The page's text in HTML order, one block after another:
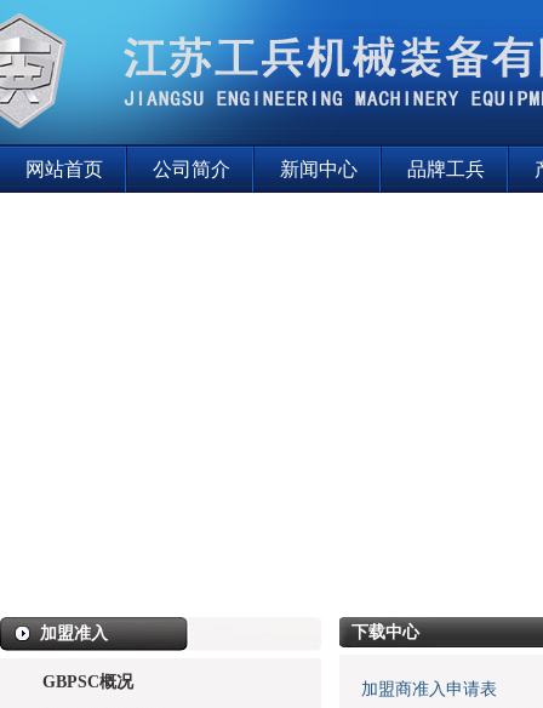
网站首页 公司简介 新闻中心 品牌工兵
加盟准入
GBPSC概况
下载中心
加盟商准入申请表